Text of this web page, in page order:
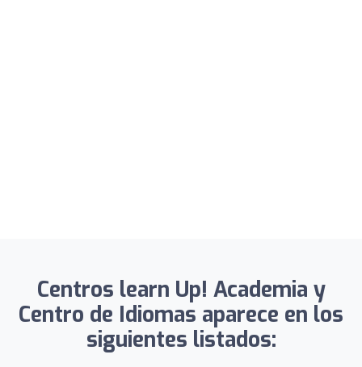
Centros learn Up! Academia y
Centro de Idiomas aparece en los
siguientes listados: